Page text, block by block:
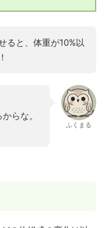
ると、体重が10%以
らな。
ふくまる